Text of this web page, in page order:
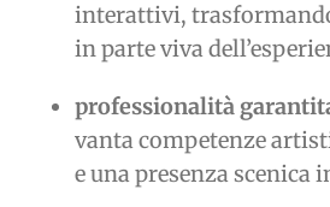
interattivi,
in parte viva
professionalità
vanta competenze
e una presenza scenica